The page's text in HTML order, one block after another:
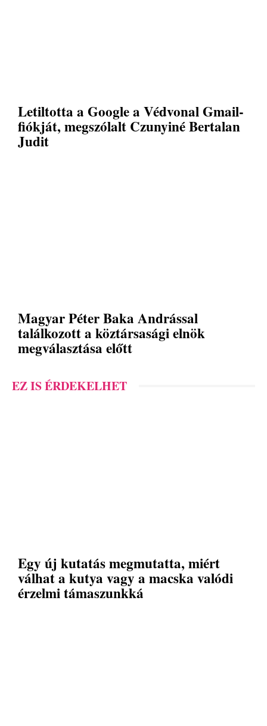
Letiltotta a Google a Védvonal Gmail-
fiókját, megszólalt Czunyiné Bertalan
Judit
Magyar Péter Baka Andrással
találkozott a köztársasági elnök
megválasztása előtt
EZ IS ÉRDEKELHET
Egy új kutatás megmutatta, miért
válhat a kutya vagy a macska valódi
érzelmi támaszunkká